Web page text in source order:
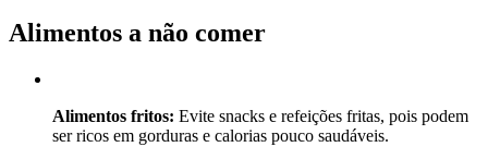
Alimentos a não comer
Alimentos fritos: Evite snacks e refeições fritas, pois podem
ser ricos em gorduras e calorias pouco saudáveis.